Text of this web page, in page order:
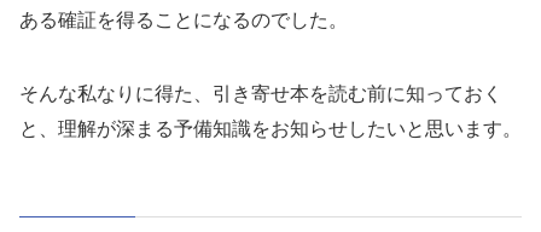
ある確証を得ることになるのでした。
そんな私なりに得た、引き寄せ本を読む前に知っておく
と、理解が深まる予備知識をお知らせしたいと思います。